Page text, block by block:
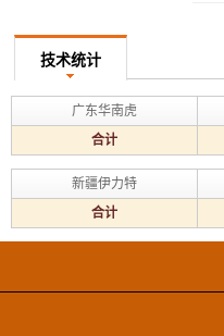
技术统计
广东华南虎
合计
新疆伊力特
合计